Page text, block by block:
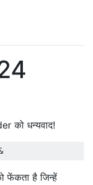
को धन्यवाद!
फेंकता है जिन्हें